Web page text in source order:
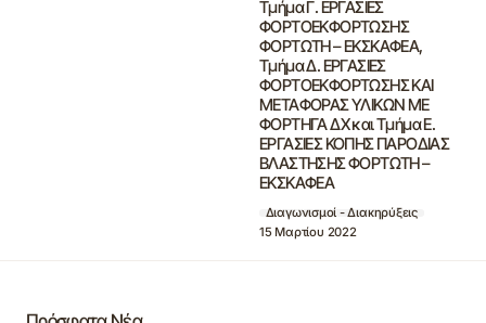
Τμήμα Γ. ΕΡΓΑΣΙΕΣ
ΦΟΡΤΟΕΚΦΟΡΤΩΣΗΣ
ΦΟΡΤΩΤΗ – ΕΚΣΚΑΦΕΑ,
Τμήμα Δ. ΕΡΓΑΣΙΕΣ
ΦΟΡΤΟΕΚΦΟΡΤΩΣΗΣ ΚΑΙ
ΜΕΤΑΦΟΡΑΣ ΥΛΙΚΩΝ ΜΕ
ΦΟΡΤΗΓΑ ΔΧ και Τμήμα Ε.
ΕΡΓΑΣΙΕΣ ΚΟΠΗΣ ΠΑΡΟΔΙΑΣ
ΒΛΑΣΤΗΣΗΣ ΦΟΡΤΩΤΗ –
ΕΚΣΚΑΦΕΑ
Διαγωνισμοί - Διακηρύξεις
15 Μαρτίου 2022